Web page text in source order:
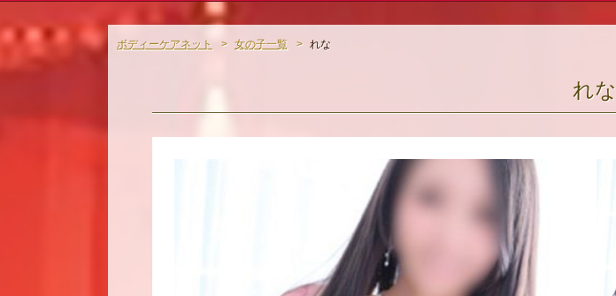
ボディーケアネット 女の子一覧 れな
れな